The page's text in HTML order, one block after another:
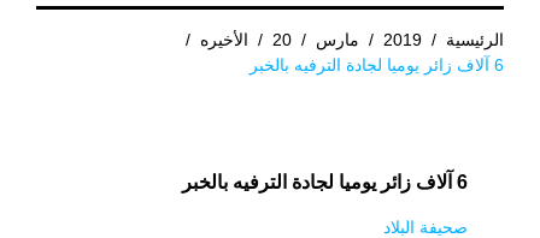
الرئيسية /
2019
/ مارس /
20
/ الأخيره /
6 آلاف زائر يوميا لجادة الترفيه بالخبر
6 آلاف زائر يوميا لجادة الترفيه بالخبر
صحيفة البلاد